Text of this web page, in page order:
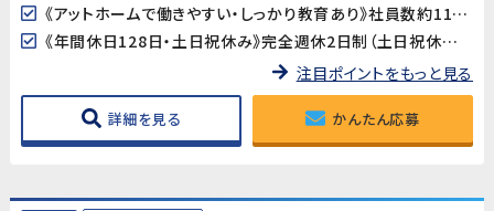
《アットホームで働きやすい・しっかり教育あり》社員数約110名の落ち着いた規模の製造会社です。業務の引き継ぎ・教育制度がしっかり整っており、製造業未経験の方も安心してスタートできます。
《年間休日128日・土日祝休み》完全週休2日制（土日祝休み）で、GW・夏季・年末年始の大型連休も充実。プライベートとのバランスが取りやすい環境です。
注目ポイントをもっと見る
詳細を見る かんたん応募